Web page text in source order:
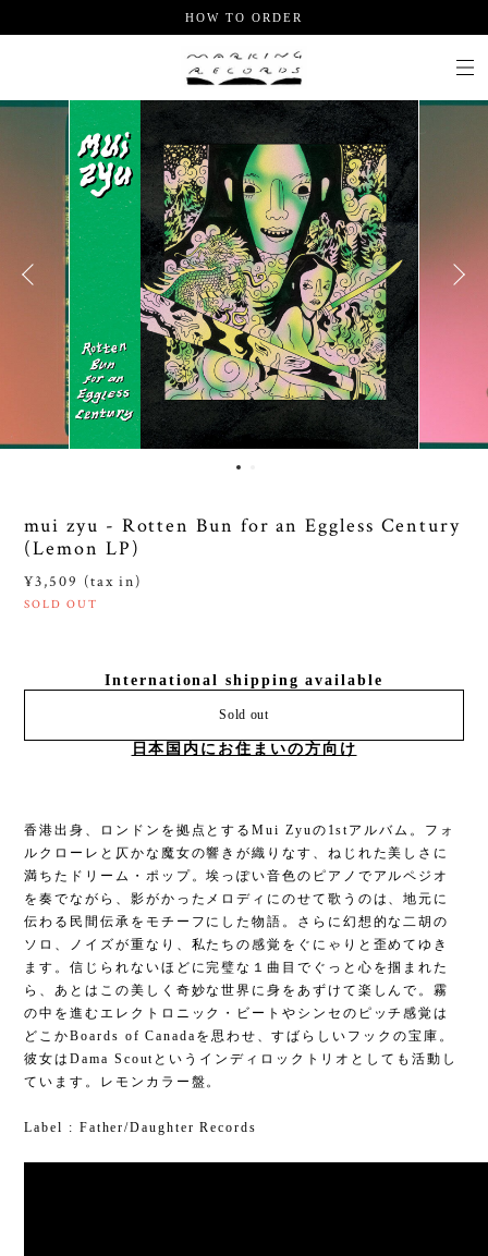
HOW TO ORDER
mui zyu - Rotten Bun for an Eggless Century
(Lemon LP)
¥3,509 (tax in)
SOLD OUT
International shipping available
Sold out
日本国内にお住まいの方向け
香港出身、ロンドンを拠点とするMui Zyuの1stアルバム。フォ
ルクローレと仄かな魔女の響きが織りなす、ねじれた美しさに
満ちたドリーム・ポップ。埃っぽい音色のピアノでアルペジオ
を奏でながら、影がかったメロディにのせて歌うのは、地元に
伝わる民間伝承をモチーフにした物語。さらに幻想的な二胡の
ソロ、ノイズが重なり、私たちの感覚をぐにゃりと歪めてゆき
ます。信じられないほどに完璧な１曲目でぐっと心を掴まれた
ら、あとはこの美しく奇妙な世界に身をあずけて楽しんで。霧
の中を進むエレクトロニック・ビートやシンセのピッチ感覚は
どこかBoards of Canadaを思わせ、すばらしいフックの宝庫。
彼女はDama Scoutというインディロックトリオとしても活動し
ています。レモンカラー盤。
Label : Father/Daughter Records